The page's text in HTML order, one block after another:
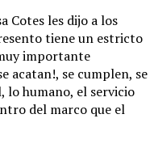
Cotes les dijo a los
tiene un estricto
importante
acatan!, se cumplen, se
lo humano, el servicio
del marco que el